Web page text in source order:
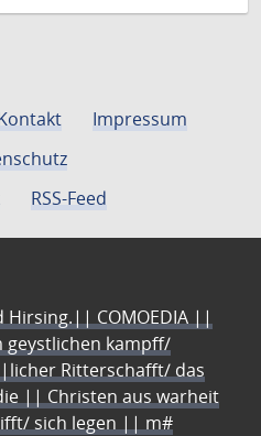
Impressum
RSS-Feed
Hirsing.|| COMOEDIA ||
geystlichen kampff/
Ritterschafft/ das
|| Christen aus warheit
sich legen || m#